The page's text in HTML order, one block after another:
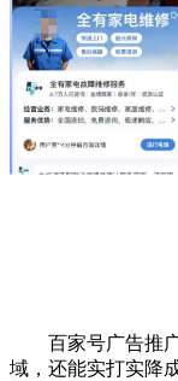
百家号广告推
域，还能实打实降